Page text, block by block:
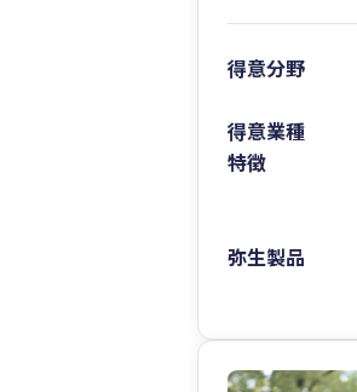
得意分野
得意業種
特徴
弥生製品